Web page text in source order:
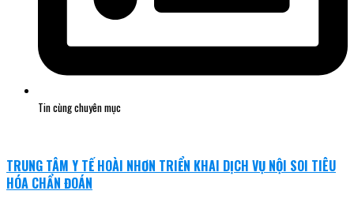
Tin cùng chuyên mục
TRUNG TÂM Y TẾ HOÀI NHƠN TRIỂN KHAI DỊCH VỤ NỘI SOI TIÊU
HÓA CHẨN ĐOÁN